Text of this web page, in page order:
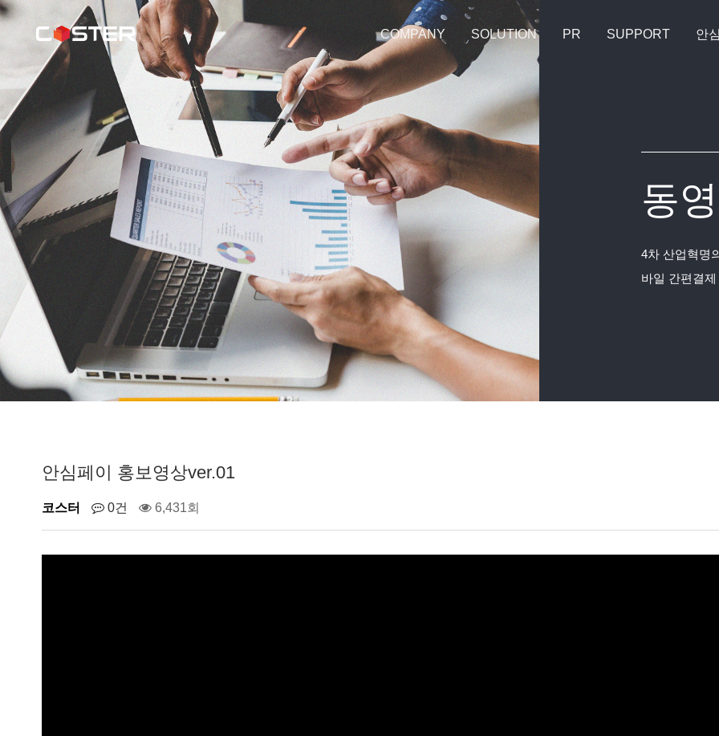
COMPANY SOLUTION PR SUPPORT 안
동
4차 산업혁명
바일 간편결
안심페이 홍보영상ver.01
코스터 0건 6,431회